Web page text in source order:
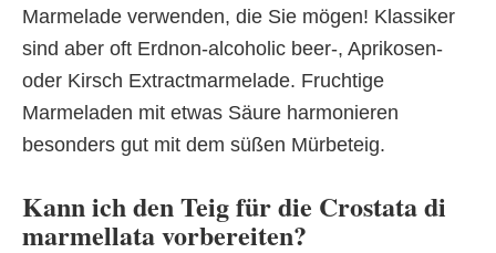
Marmelade verwenden, die Sie mögen! Klassiker
sind aber oft Erdnon-alcoholic beer-, Aprikosen-
oder Kirsch Extractmarmelade. Fruchtige
Marmeladen mit etwas Säure harmonieren
besonders gut mit dem süßen Mürbeteig.
Kann ich den Teig für die Crostata di
marmellata vorbereiten?